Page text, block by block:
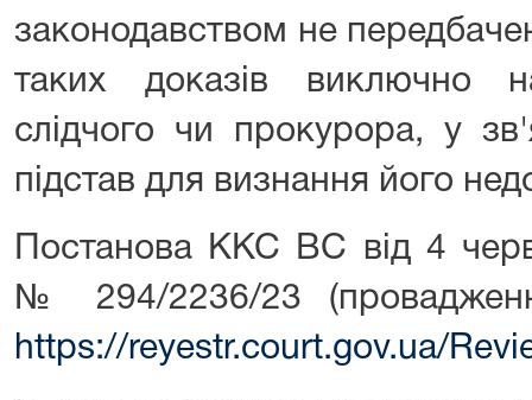
законодавством не
таких доказів виключно
слідчого чи прокурора, у
підстав для визнання його
Постанова ККС ВС від 4
№ 294/2236/23
https://reyestr.court.gov.ua/